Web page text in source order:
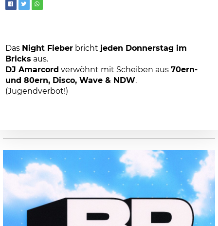
Das Night Fieber bricht jeden Donnerstag im
Bricks aus.
DJ Amarcord verwöhnt mit Scheiben aus70ern-
und 80ern, Disco, Wave & NDW.
(Jugendverbot!)